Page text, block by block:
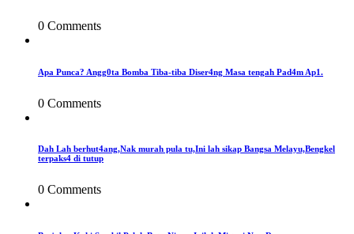
0 Comments
Apa Punca? Angg0ta Bomba Tiba-tiba Diser4ng Masa tengah Pad4m Ap1.
0 Comments
Dah Lah berhut4ang,Nak murah pula tu,Ini lah sikap Bangsa Melayu,Bengkel
terpaks4 di tutup
0 Comments